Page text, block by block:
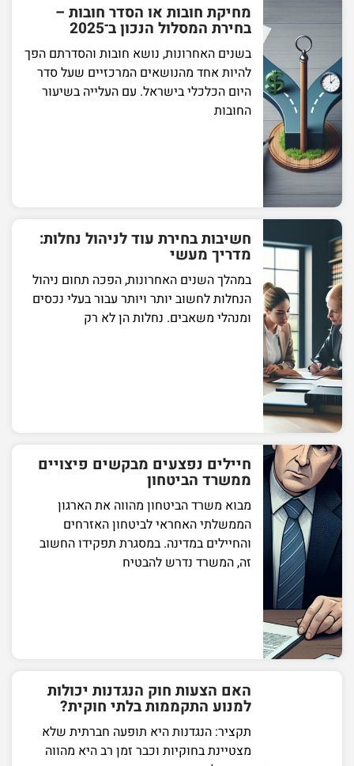
מחיקת חובות או הסדר חובות –
בחירת המסלול הנכון ב־2025
בשנים האחרונות, נושא חובות והסדרתם הפך
להיות אחד מהנושאים המרכזיים שעל סדר
היום הכלכלי בישראל. עם העלייה בשיעור
החובות
חשיבות בחירת עוד לניהול נחלות:
מדריך מעשי
במהלך השנים האחרונות, הפכה תחום ניהול
הנחלות לחשוב יותר ויותר עבור בעלי נכסים
ומנהלי משאבים. נחלות הן לא רק
חיילים נפצעים מבקשים פיצויים
ממשרד הביטחון
מבוא משרד הביטחון מהווה את הארגון
הממשלתי האחראי לביטחון האזרחים
והחיילים במדינה. במסגרת תפקידו החשוב
זה, המשרד נדרש להבטיח
האם הצעות חוק הנגדנות יכולות
למנוע התקממות בלתי חוקית?
תקציר: הנגדנות היא תופעה חברתית שלא
מצטיינת בחוקיות וכבר זמן רב היא מהווה